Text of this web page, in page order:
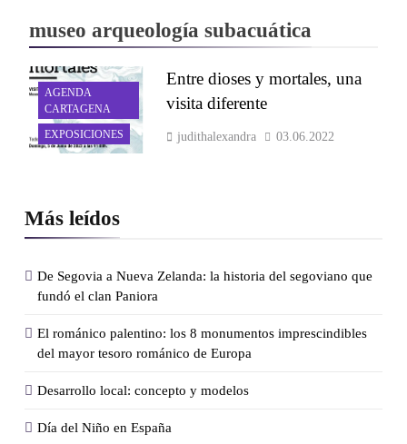
Más leídos
De Segovia a Nueva Zelanda: la historia del segoviano que
fundó el clan Paniora
El románico palentino: los 8 monumentos imprescindibles
del mayor tesoro románico de Europa
Desarrollo local: concepto y modelos
Día del Niño en España
museo arqueología subacuática
AGENDA
CARTAGENA
EXPOSICIONES
Entre dioses y mortales, una
visita diferente
judithalexandra 03.06.2022